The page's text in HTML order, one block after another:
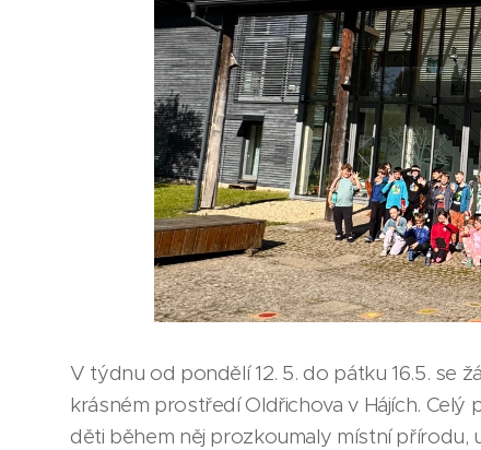
V týdnu od pondělí 12. 5. do pátku 16.5. se
krásném prostředí Oldřichova v Hájích.
děti během něj prozkoumaly místní přírodu,